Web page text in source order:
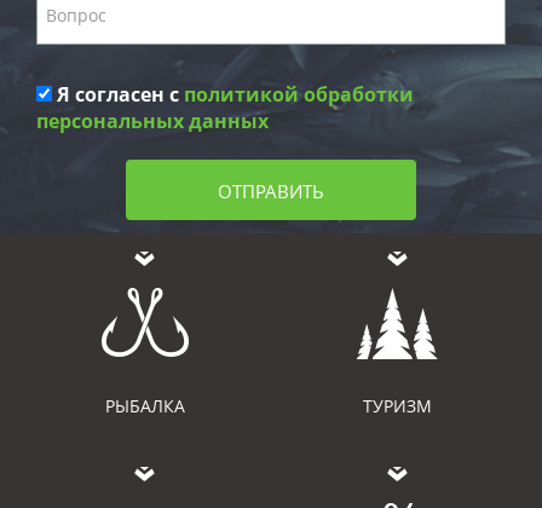
Я согласен с политикой обработки
персональных данных
ОТПРАВИТЬ
РЫБАЛКА ТУРИЗМ